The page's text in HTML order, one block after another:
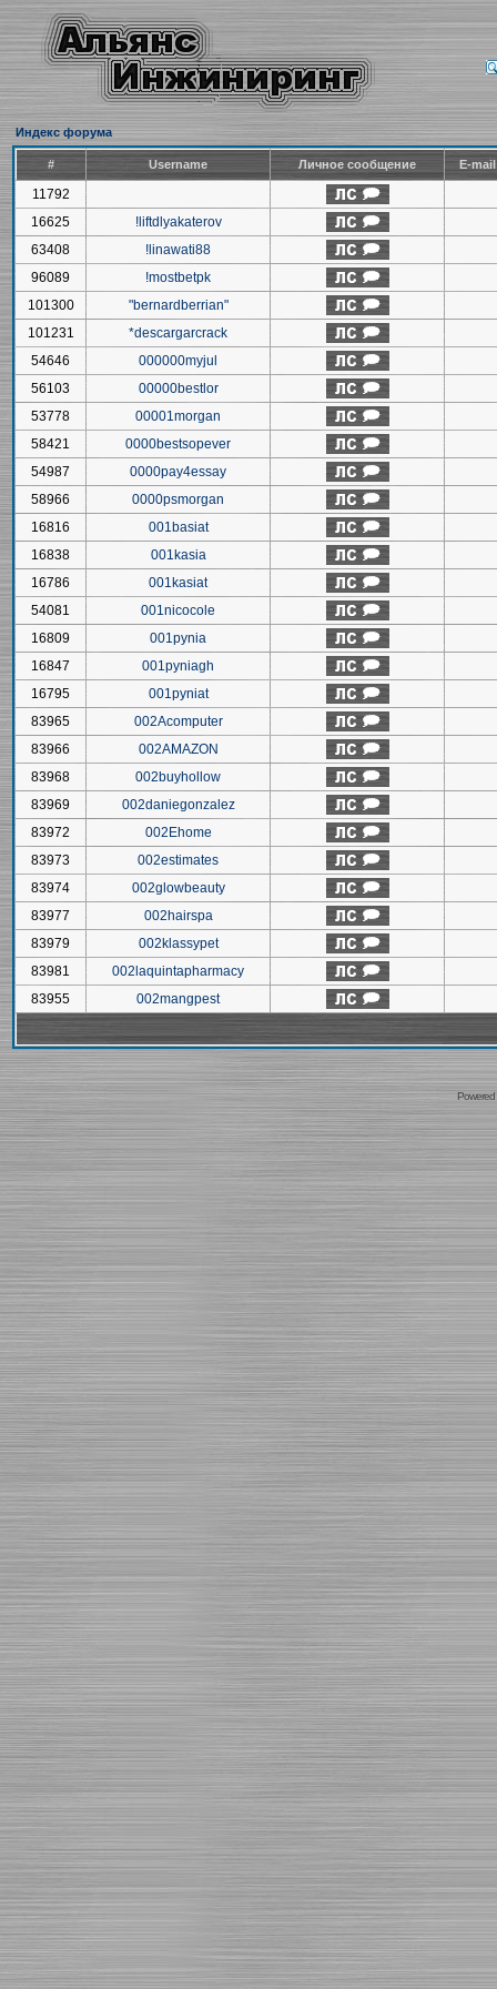
Индекс форума
# Username Личное сообщение E-
11792
16625
!liftdlyakaterov
63408
!linawati88
96089
!mostbetpk
101300
"bernardberrian"
101231
*descargarcrack
54646
000000myjul
56103
00000bestlor
53778
00001morgan
58421
0000bestsopever
54987
0000pay4essay
58966
0000psmorgan
16816
001basiat
16838
001kasia
16786
001kasiat
54081
001nicocole
16809
001pynia
16847
001pyniagh
16795
001pyniat
83965
002Acomputer
83966
002AMAZON
83968
002buyhollow
83969
002daniegonzalez
83972
002Ehome
83973
002estimates
83974
002glowbeauty
83977
002hairspa
83979
002klassypet
83981
002laquintapharmacy
83955
002mangpest